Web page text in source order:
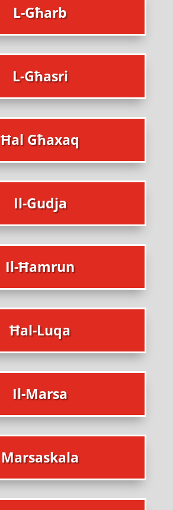
L-Għarb
L-Għasri
Ħal Għaxaq
Il-Gudja
Il-Ħamrun
Ħal-Luqa
Il-Marsa
Marsaskala